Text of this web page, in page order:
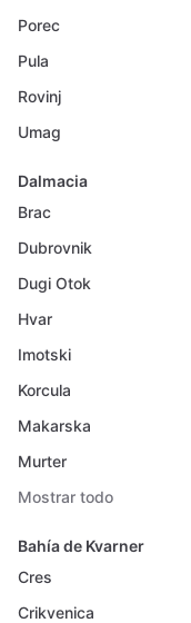
Porec
Pula
Rovinj
Umag
Dalmacia
Brac
Dubrovnik
Dugi Otok
Hvar
Imotski
Korcula
Makarska
Murter
Mostrar todo
Bahía de Kvarner
Cres
Crikvenica